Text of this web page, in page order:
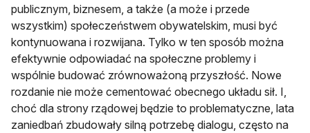
publicznym, biznesem, a także (a może i przede
wszystkim) społeczeństwem obywatelskim, musi być
kontynuowana i rozwijana. Tylko w ten sposób można
efektywnie odpowiadać na społeczne problemy i
wspólnie budować zrównoważoną przyszłość. Nowe
rozdanie nie może cementować obecnego układu sił. I,
choć dla strony rządowej będzie to problematyczne, lata
zaniedbań zbudowały silną potrzebę dialogu, często na